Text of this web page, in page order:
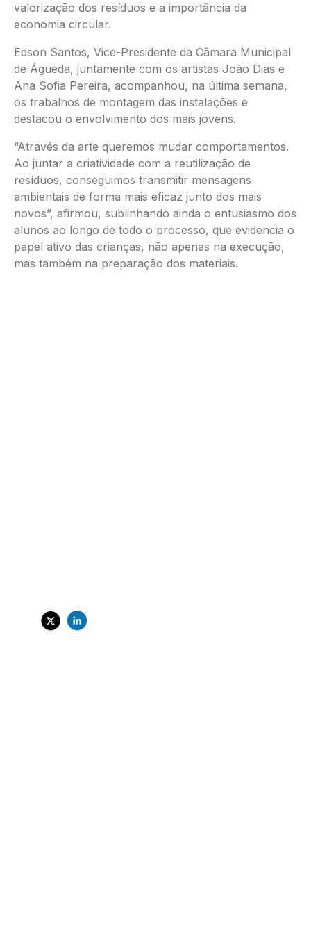
valorização dos resíduos e a importância da
economia circular.
Edson Santos, Vice-Presidente da Câmara Municipal
de Águeda, juntamente com os artistas João Dias e
Ana Sofia Pereira, acompanhou, na última semana,
os trabalhos de montagem das instalações e
destacou o envolvimento dos mais jovens.
“Através da arte queremos mudar comportamentos.
Ao juntar a criatividade com a reutilização de
resíduos, conseguimos transmitir mensagens
ambientais de forma mais eficaz junto dos mais
novos”, afirmou, sublinhando ainda o entusiasmo dos
alunos ao longo de todo o processo, que evidencia o
papel ativo das crianças, não apenas na execução,
mas também na preparação dos materiais.